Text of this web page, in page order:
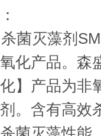
杀菌灭藻剂
化产品。森
】产品为非
。含有高效